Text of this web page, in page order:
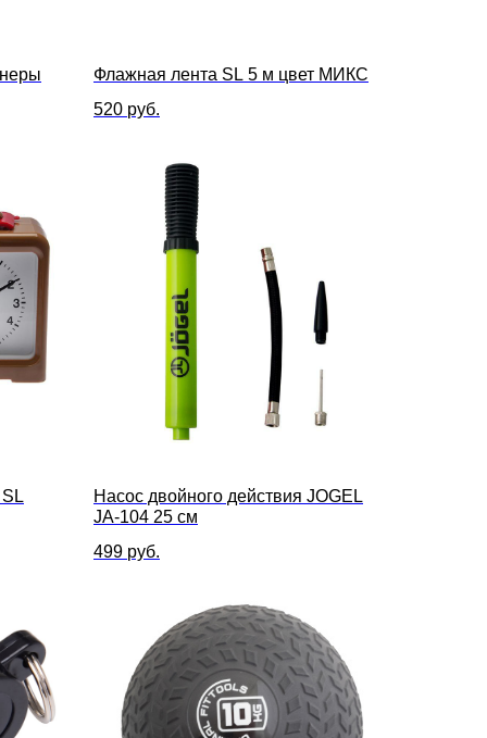
Флажная лента SL 5 м цвет МИКС
520 руб.
Насос двойного действия JOGEL
JA-104 25 см
499 руб.